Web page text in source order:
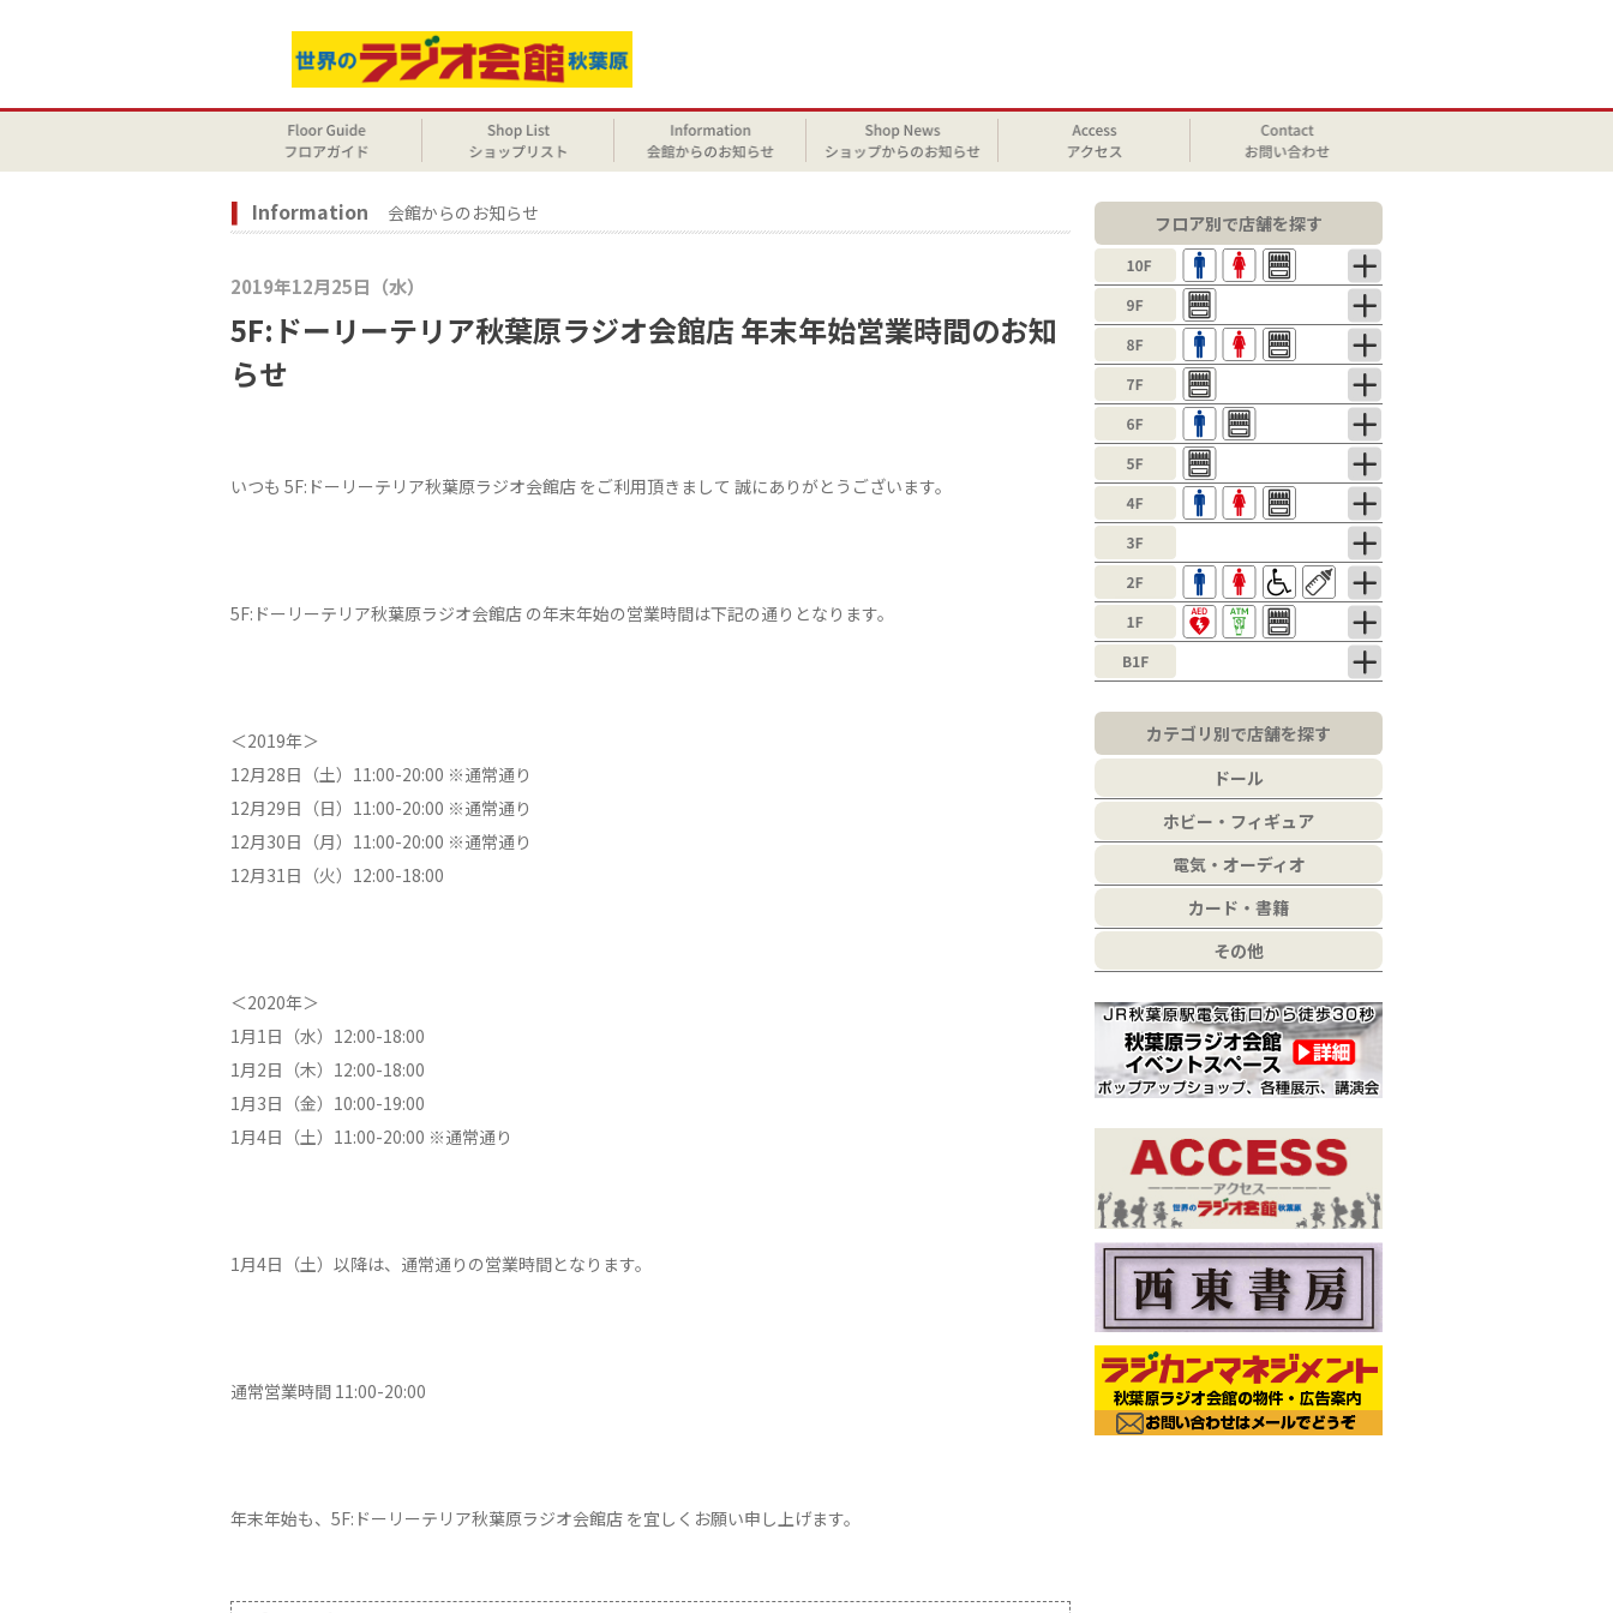
Information 会館からのお知らせ
2019年12月25日（水）
5F:ドーリーテリア秋葉原ラジオ会館店 年末年始営業時間のお知
らせ
いつも 5F:ドーリーテリア秋葉原ラジオ会館店 をご利用頂きまして 誠にありがとうございます。
5F:ドーリーテリア秋葉原ラジオ会館店 の年末年始の営業時間は下記の通りとなります。
＜2019年＞
12月28日（土）11:00-20:00 ※通常通り
12月29日（日）11:00-20:00 ※通常通り
12月30日（月）11:00-20:00 ※通常通り
12月31日（火）12:00-18:00
＜2020年＞
1月1日（水）12:00-18:00
1月2日（木）12:00-18:00
1月3日（金）10:00-19:00
1月4日（土）11:00-20:00 ※通常通り
1月4日（土）以降は、通常通りの営業時間となります。
通常営業時間 11:00-20:00
年末年始も、5F:ドーリーテリア秋葉原ラジオ会館店 を宜しくお願い申し上げます。
フロア別で店舗を探す
カテゴリ別で店舗を探す
ドール
ホビー・フィギュア
電気・オーディオ
カード・書籍
その他